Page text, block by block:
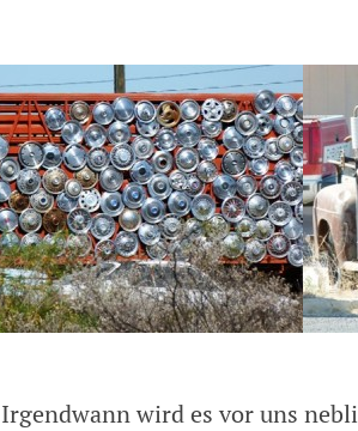
Irgendwann wird es vor uns